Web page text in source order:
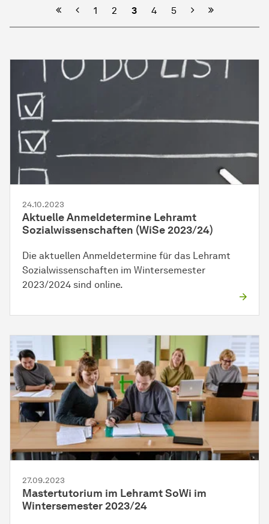
Vorherige
1 2 3 4 5 Nächste
24.10.2023
Aktuelle Anmeldetermine Lehramt
Sozialwissenschaften (WiSe 2023/24)
Die aktuellen Anmeldetermine für das Lehramt
Sozialwissenschaften im Wintersemester
2023/2024 sind online.
27.09.2023
Mastertutorium im Lehramt SoWi im
Wintersemester 2023/24